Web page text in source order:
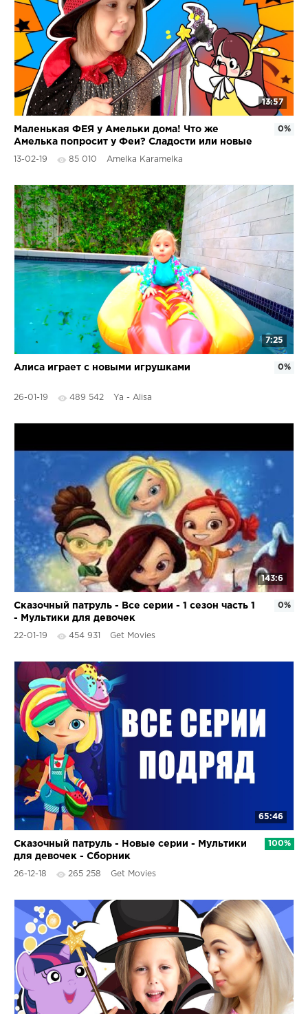
13:57
Маленькая ФЕЯ у Амельки дома! Что же
Амелька попросит у Феи? Сладости или новые
игрушки?
13-02-19 85 010 Amelka Karamelka
0%
7:25
Алиса играет с новыми игрушками
26-01-19 489 542 Ya - Alisa
0%
143:6
Сказочный патруль - Все серии - 1 сезон часть 1
- Мультики для девочек
22-01-19 454 931 Get Movies
0%
65:46
Сказочный патруль - Новые серии - Мультики
для девочек - Сборник
26-12-18 265 258 Get Movies
100%